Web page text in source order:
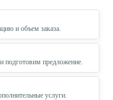
и объем заказа.
подготовим предложение.
услуги.